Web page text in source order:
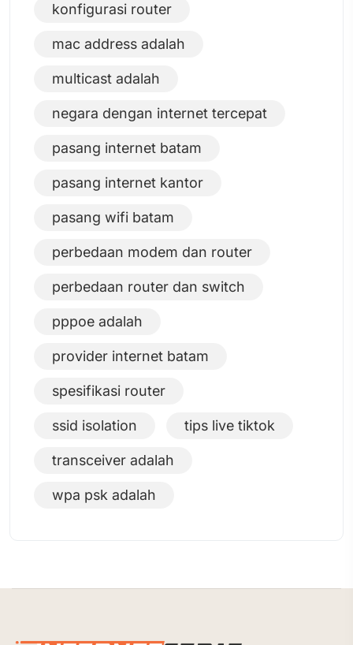
konfigurasi router
mac address adalah
multicast adalah
negara dengan internet tercepat
pasang internet batam
pasang internet kantor
pasang wifi batam
perbedaan modem dan router
perbedaan router dan switch
pppoe adalah
provider internet batam
spesifikasi router
ssid isolation tips live tiktok
transceiver adalah
wpa psk adalah